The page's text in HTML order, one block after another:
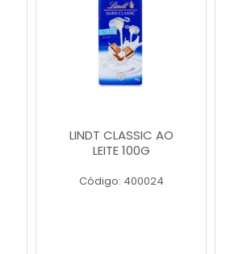
LINDT CLASSIC AO
LEITE 100G
Código: 400024